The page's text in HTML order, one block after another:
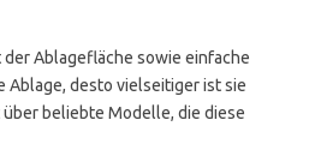
Ablagefläche sowie einfache
Ablage, desto vielseitiger ist sie
beliebte Modelle, die diese